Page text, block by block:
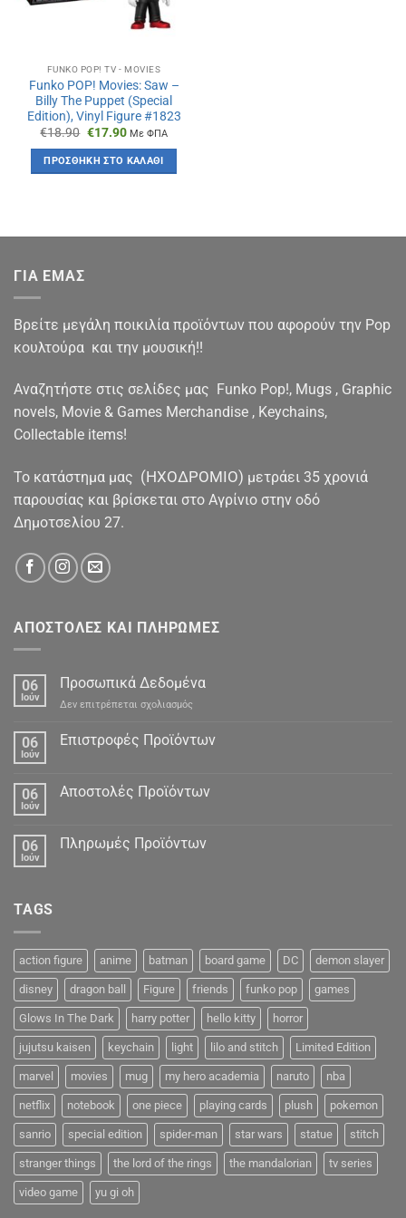
FUNKO POP! TV - MOVIES
Funko POP! Movies: Saw –
Billy The Puppet (Special
Edition), Vinyl Figure #1823
€18.90 Original
was:
€18.90.
€17.90Η
τιμή
είναι:
€17.90.
Με ΦΠΑ
ΠΡΟΣΘΉΚΗ ΣΤΟ ΚΑΛΆΘΙ
ΓΙΑ ΕΜΑΣ
Βρείτε μεγάλη ποικιλία προϊόντων που αφορούν την Pop
κουλτούρα και την μουσική!!
Αναζητήστε στις σελίδες μας Funko Pop!, Mugs , Graphic
novels, Movie & Games Merchandise , Keychains,
Collectable items!
To κατάστημα μας (ΗΧΟΔΡΟΜΙΟ) μετράει 35 χρονιά
παρουσίας και βρίσκεται στο Αγρίνιο στην οδό
Δημοτσελίου 27.
ΑΠΟΣΤΟΛΕΣ ΚΑΙ ΠΛΗΡΩΜΕΣ
06
Ιούν
Προσωπικά Δεδομένα
Δεν επιτρέπεται σχολιασμός
Δεδομένα
06
Ιούν
Επιστροφές Προϊόντων
06
Ιούν
Αποστολές Προϊόντων
06
Ιούν
Πληρωμές Προϊόντων
TAGS
action figure anime batman board game DC demon slayer
disney dragon ball Figure friends funko pop games
Glows In The Dark harry potter hello kitty horror
jujutsu kaisen keychain light lilo and stitch Limited Edition
marvel movies mug my hero academia naruto nba
netflix notebook one piece playing cards plush pokemon
sanrio special edition spider-man star wars statue stitch
stranger things the lord of the rings the mandalorian tv series
video game yu gi oh